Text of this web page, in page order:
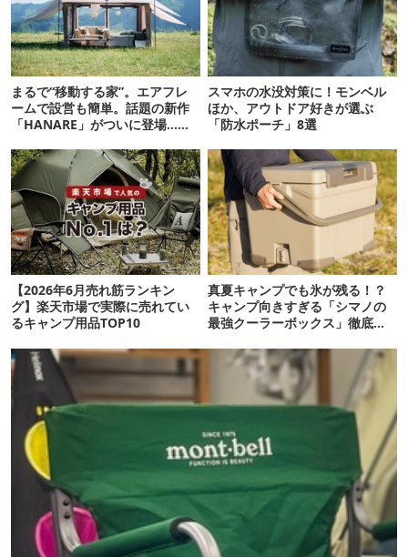
まるで“移動する家”。エアフレ
ームで設営も簡単。話題の新作
「HANARE」がついに登場…！
スマホの水没対策に！モンベル
ほか、アウトドア好きが選ぶ
「防水ポーチ」8選
【2026年6月売れ筋ランキン
グ】楽天市場で実際に売れてい
るキャンプ用品TOP10
真夏キャンプでも氷が残る！？
キャンプ向きすぎる「シマノの
最強クーラーボックス」徹底解